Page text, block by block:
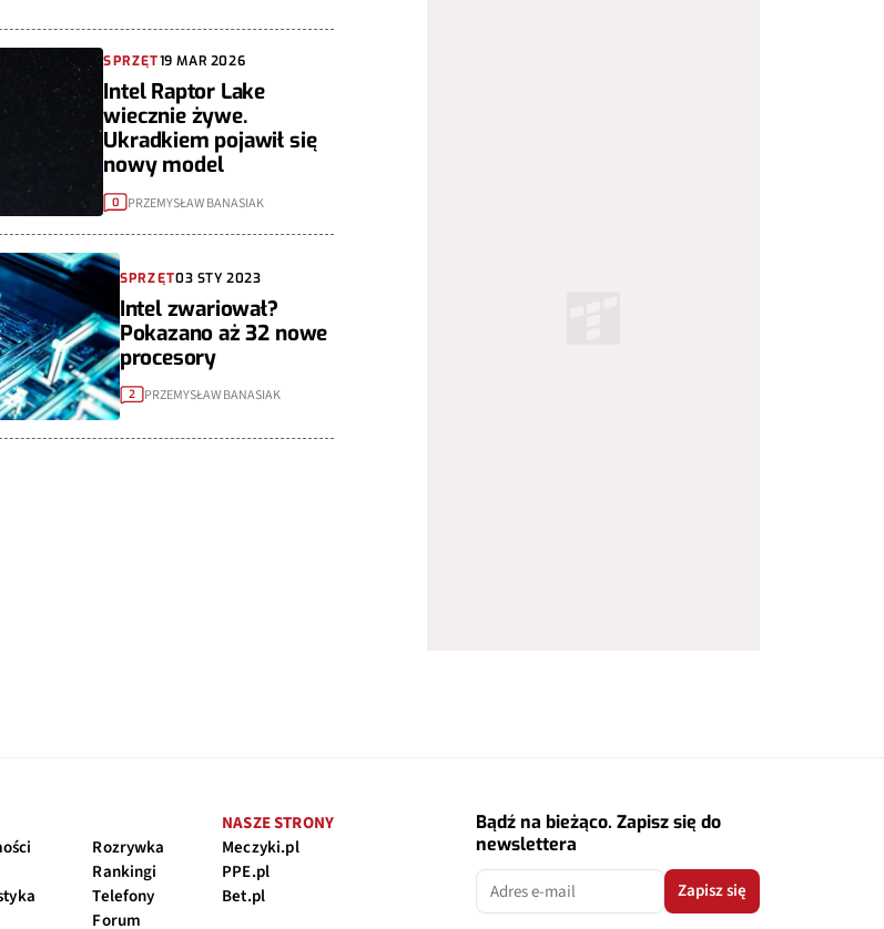
SPRZĘT19 MAR 2026
Intel Raptor Lake
wiecznie żywe.
Ukradkiem pojawił się
nowy model
0 PRZEMYSŁAW BANASIAK
SPRZĘT03 STY 2023
Intel zwariował?
Pokazano aż 32 nowe
procesory
2 PRZEMYSŁAW BANASIAK
Rozrywka
Rankingi
Telefony
Forum
NASZE STRONY
Meczyki.pl
PPE.pl
Bet.pl
Bądź na bieżąco. Zapisz się do
newslettera
Zapisz się